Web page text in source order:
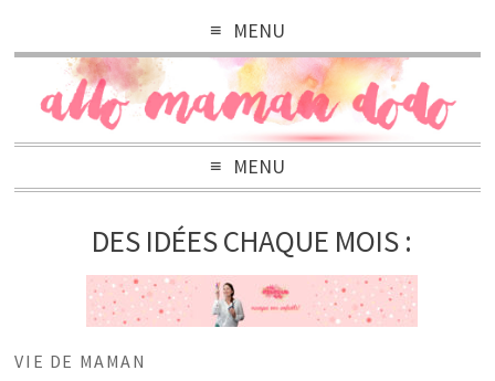
MENU
MENU
DES IDÉES CHAQUE MOIS :
VIE DE MAMAN